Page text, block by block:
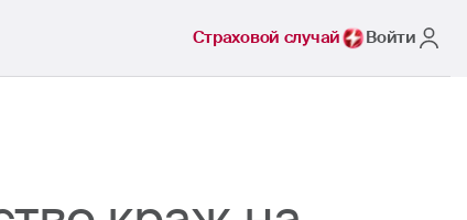
Страховой случай Войти